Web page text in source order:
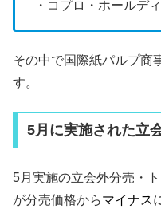
・コプロ・ホールデ
その中で国際紙パルプ商
す。
5月に実施された立
5月実施の立会外分売・
が分売価格からマイナス